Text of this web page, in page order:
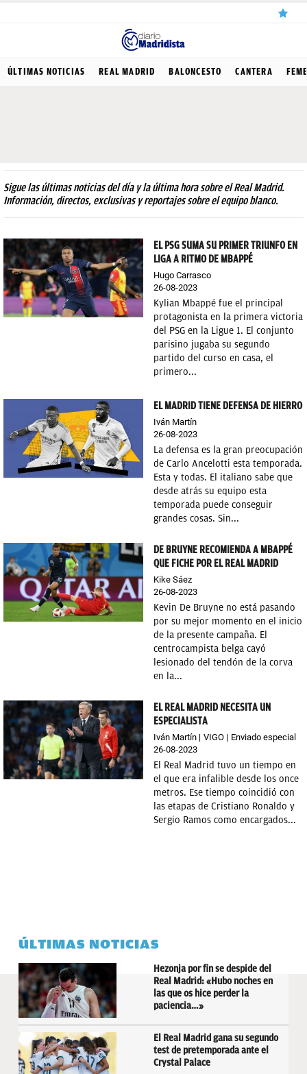
ÚLTIMAS
CANTERA
DIRECTO
FEMENINO
PAPARAZZI
ÚLTIMAS NOTICIAS REAL MADRID BALONCESTO CANTERA
Sigue las últimas noticias del día y la última hora sobre el Real Madrid.
Información, directos, exclusivas y reportajes sobre el equipo blanco.
EL PSG SUMA SU PRIMER TRIUNFO EN
LIGA A RITMO DE MBAPPÉ
Hugo Carrasco
26-08-2023
Kylian Mbappé fue el principal
protagonista en la primera victoria
del PSG en la Ligue 1. El conjunto
parisino jugaba su segundo
partido del curso en casa, el
primero...
EL MADRID TIENE DEFENSA DE HIERRO
Iván Martín
26-08-2023
La defensa es la gran preocupación
de Carlo Ancelotti esta temporada.
Esta y todas. El italiano sabe que
desde atrás su equipo esta
temporada puede conseguir
grandes cosas. Sin...
DE BRUYNE RECOMIENDA A MBAPPÉ
QUE FICHE POR EL REAL MADRID
Kike Sáez
26-08-2023
Kevin De Bruyne no está pasando
por su mejor momento en el inicio
de la presente campaña. El
centrocampista belga cayó
lesionado del tendón de la corva
en la...
EL REAL MADRID NECESITA UN
ESPECIALISTA
Iván Martín VIGO
Enviado especial
26-08-2023
El Real Madrid tuvo un tiempo en
el que era infalible desde los once
metros. Ese tiempo coincidió con
las etapas de Cristiano Ronaldo y
Sergio Ramos como encargados...
ÚLTIMAS NOTICIAS
Hezonja por fin se despide del
Real Madrid: «Hubo noches en
las que os hice perder la
paciencia…»
El Real Madrid gana su segundo
test de pretemporada ante el
Crystal Palace